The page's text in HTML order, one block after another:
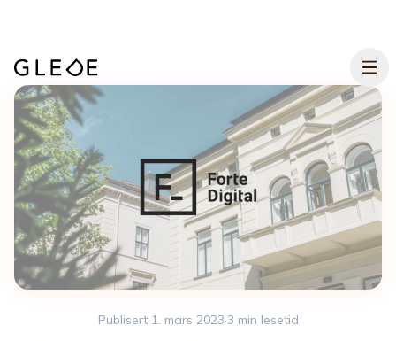
Publisert 1. mars 2023·3 min lesetid